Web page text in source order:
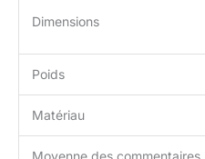
Dimensions
Poids
Matériau
Moyenne des commentaires